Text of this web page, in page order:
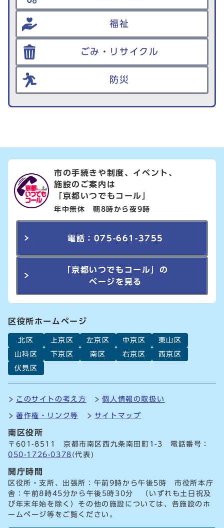
福祉
ごみ・リサイクル
防災
市の手続きや制度、イベント、
施設のご案内は
「京都いつでもコール」
年中無休 朝8時から夜9時
電話：075-661-3755
「京都いつでもコール」の
ページを見る
区役所ホームページ
北区 上京区 左京区 中京区
東山区
山科区
下京区 南区 右京区
西京区
伏見区
このサイトの考え方 個人情報の取扱い
著作権・リンク等 サイトマップ
南区役所
〒601-8511 京都市南区西九条南田町1-3 電話番号：
050-1726-0378 (代表)
開庁時間
区役所・支所、出張所：午前9時から午後5時 市役所本庁
舎：午前8時45分から午後5時30分 （いずれも土日祝及
び年末年始を除く）その他の施設については、各施設のホ
ームページ等をご覧ください。